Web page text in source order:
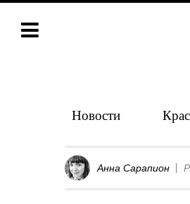
Новости
Анна Сарапион